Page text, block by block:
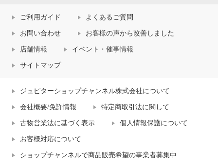
ご利用ガイド よくあるご質問
お問い合わせ お客様の声から改善しました
店舗情報 イベント・催事情報
サイトマップ
ジュピターショップチャンネル株式会社について
会社概要/免許情報 特定商取引法に関して
古物営業法に基づく表示 個人情報保護について
お客様対応について
ショップチャンネルで商品販売希望の事業者募集中